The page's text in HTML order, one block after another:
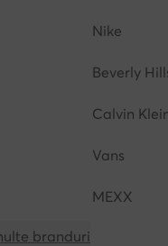
Nike
Beverly
Calvin
Vans
MEXX
branduri